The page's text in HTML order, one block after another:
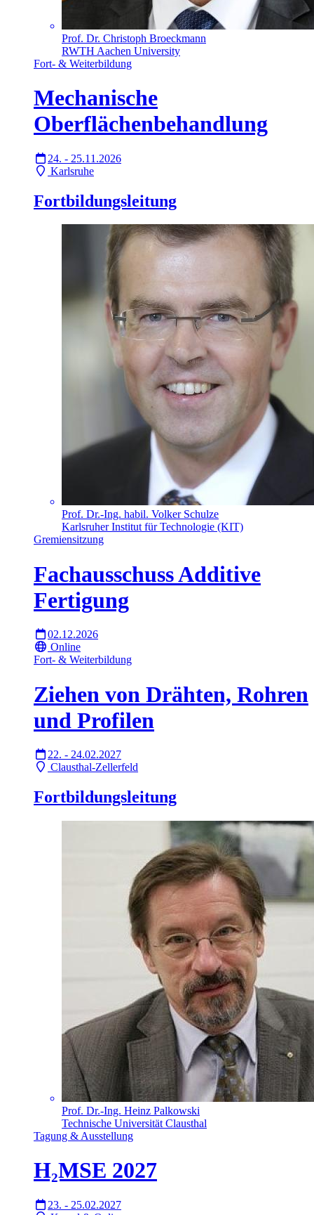
Prof. Dr. Christoph Broeckmann
RWTH Aachen University
Fort- & Weiterbildung
Mechanische
Oberflächenbehandlung
24. - 25.11.2026
Karlsruhe
Fortbildungsleitung
Prof. Dr.-Ing. habil. Volker Schulze
Karlsruher Institut für Technologie (KIT)
Gremiensitzung
Fachausschuss Additive
Fertigung
02.12.2026
Online
Fort- & Weiterbildung
Ziehen von Drähten, Rohren
und Profilen
22. - 24.02.2027
Clausthal-Zellerfeld
Fortbildungsleitung
Prof. Dr.-Ing. Heinz Palkowski
Technische Universität Clausthal
Tagung & Ausstellung
H₂MSE 2027
23. - 25.02.2027